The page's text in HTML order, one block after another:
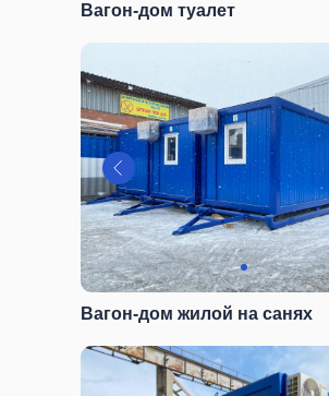
Вагон-дом жилой на санях
Вагон-дом туалет